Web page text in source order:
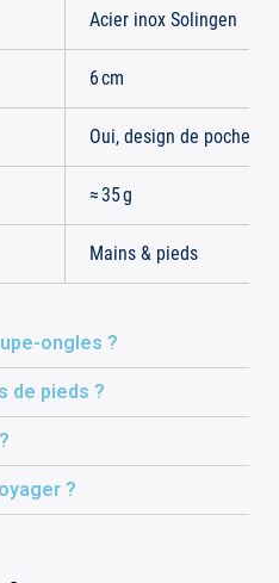
Acier inox Solingen
6 cm
Oui, design de poche
≈ 35 g
Mains & pieds
ongles ?
de pieds ?
?